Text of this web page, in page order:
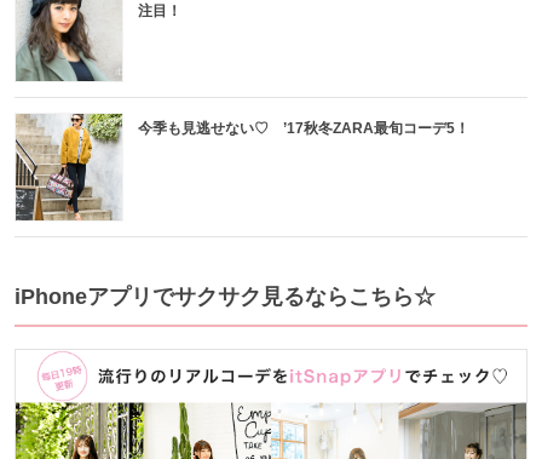
注目！
今季も見逃せない♡ ’17秋冬ZARA最旬コーデ5！
iPhoneアプリでサクサク見るならこちら☆